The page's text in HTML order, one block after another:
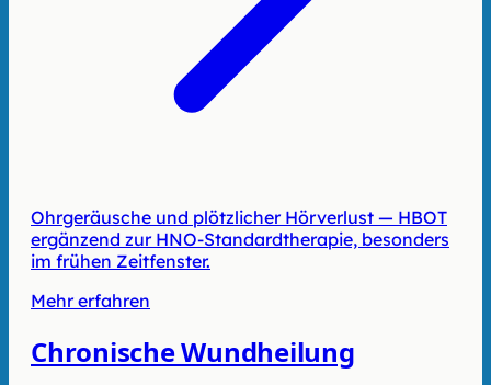
Ohrgeräusche und plötzlicher Hörverlust — HBOT
ergänzend zur HNO-Standardtherapie, besonders
im frühen Zeitfenster.
Mehr erfahren
Chronische Wundheilung